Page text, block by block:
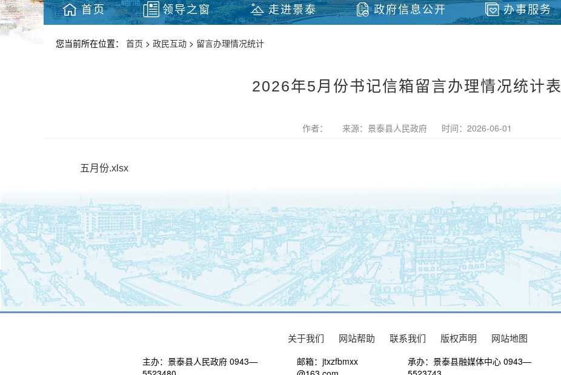
首页 领导之窗 走进景泰 政府信息公开 办事服务
您当前所在位置： 首页 > 政民互动 > 留言办理情况统计
2026年5月份书记信箱留言办理情况统计表
作者： 来源：景泰县人民政府 时间：2026-06-01
五月份.xlsx
关于我们 网站帮助 联系我们 版权声明 网站地图
主办：景泰县人民政府 0943—
邮箱：jtxzfbmxx
承办：景泰县融媒体中心 0943—